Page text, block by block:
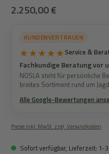
Regulärer Preis:
2.250,00 €
KUNDENVERTRAUEN
★★★★★Service &
Fachkundige Beratung vor
NOSLA steht für persönliche
breites Sortiment rund um
Alle Google-Bewertungen
Preise inkl. MwSt. zzgl. Versandkosten
Sofort verfügbar, Lieferzeit: 1-3